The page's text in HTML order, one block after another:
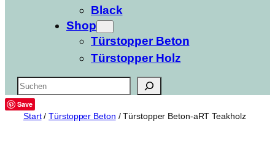
Black
Shop
Türstopper Beton
Türstopper Holz
Suchen
Save
Start/Türstopper Beton / Türstopper Beton-aRT Teakholz